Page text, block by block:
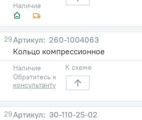
Наличие
29
260-1004063
Кольцо компрессионное
Наличие
Обратитесь к
консультанту
К схеме
29
30-110-25-02